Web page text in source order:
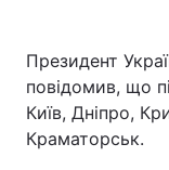
Президент
повідомив, що
Київ, Дніпро,
Краматорськ.